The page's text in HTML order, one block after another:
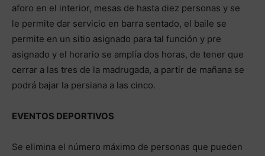
aforo en el interior, mesas de hasta diez personas y se
le permite dar servicio en barra sentado, el baile se
permite en un sitio asignado para tal función y pre
asignado y el horario se amplía dos horas, de tener que
cerrar a las tres de la madrugada, a partir de mañana se
podrá bajar la persiana a las cinco.
EVENTOS DEPORTIVOS
Se elimina el número máximo de personas que pueden